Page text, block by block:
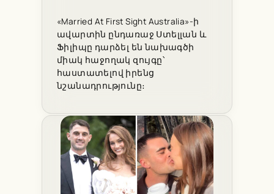
«Married At First Sight Australia»-ի
ավարտին ընդառաջ Ստելլան և
Ֆիլիպը դարձել են նախագծի
միակ հաջողակ զույգը՝
հաստատելով իրենց
նշանադրությունը։